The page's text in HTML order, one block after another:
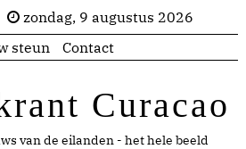
zondag, 9 augustus 2026
steun Contact
Curacao
van de eilanden - het hele beeld